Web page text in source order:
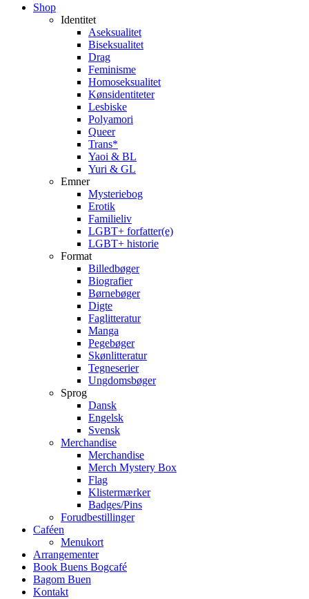
Close
Shop
Identitet
Aseksualitet
Biseksualitet
Drag
Feminisme
Homoseksualitet
Kønsidentiteter
Lesbiske
Polyamori
Queer
Trans*
Yaoi & BL
Yuri & GL
Emner
Mysteriebog
Erotik
Familieliv
LGBT+ forfatter(e)
LGBT+ historie
Format
Billedbøger
Biografier
Børnebøger
Digte
Faglitteratur
Manga
Pegebøger
Skønlitteratur
Tegneserier
Ungdomsbøger
Sprog
Dansk
Engelsk
Svensk
Merchandise
Merchandise
Merch Mystery Box
Flag
Klistermærker
Badges/Pins
Forudbestillinger
Caféen
Menukort
Arrangementer
Book Buens Bogcafé
Bagom Buen
Kontakt